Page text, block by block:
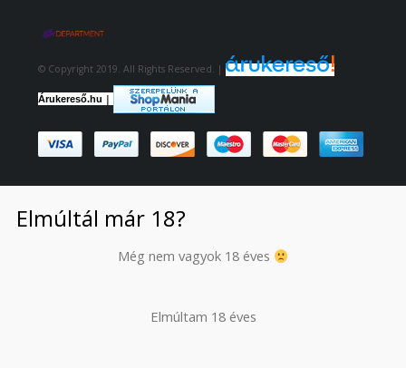
© Copyright 2019. All Rights Reserved. |
Árukereső.hu |
Elmúltál már 18?
Még nem vagyok 18 éves
Elmúltam 18 éves